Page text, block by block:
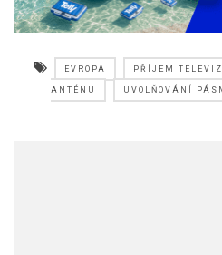
EVROPA PŘÍJEM
ANTÉNU UVOLŇOVÁNÍ